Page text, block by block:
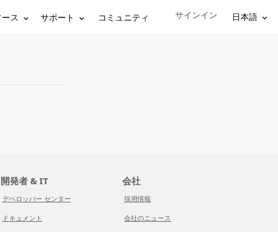
ース サポート コミュニティ Sign in to your account
サインイン 日本語
開発者 & IT
デベロッパー センター
ドキュメント
会社
採用情報
会社のニュース